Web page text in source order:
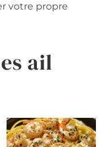
votre propre
ail